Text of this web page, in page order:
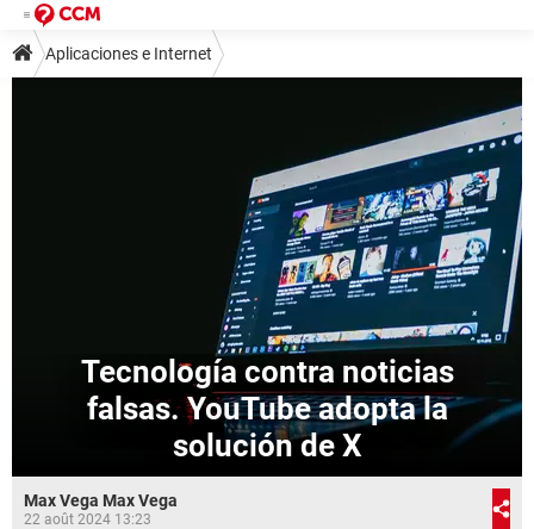
Aplicaciones e Internet
Tecnología contra noticias
falsas. YouTube adopta la
solución de X
Max Vega Max Vega
22 août 2024 13:23